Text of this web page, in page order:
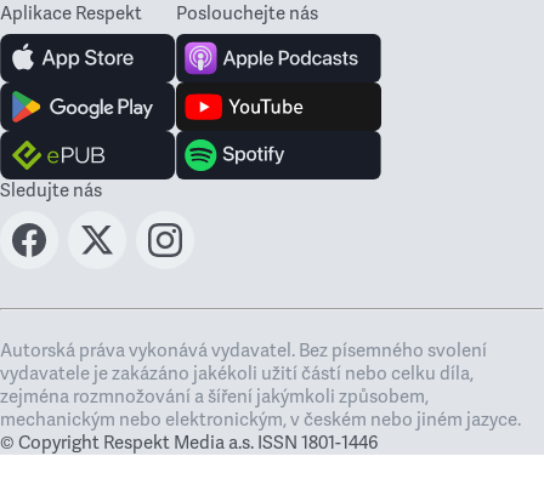
Aplikace Respekt Poslouchejte nás
Sledujte nás
Autorská práva vykonává vydavatel. Bez písemného svolení
vydavatele je zakázáno jakékoli užití částí nebo celku díla,
zejména rozmnožování a šíření jakýmkoli způsobem,
mechanickým nebo elektronickým, v českém nebo jiném jazyce.
© Copyright Respekt Media a.s. ISSN 1801-1446